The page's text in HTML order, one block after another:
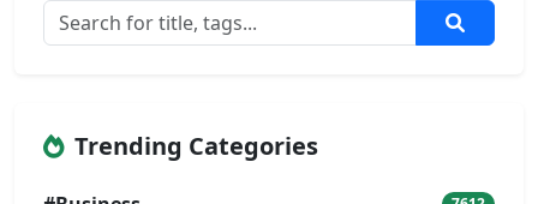
Trending Categories